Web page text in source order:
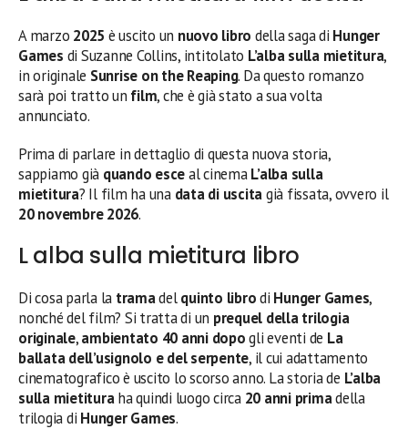
A marzo 2025 è uscito un nuovo libro della saga di Hunger
Games di Suzanne Collins, intitolato L’alba sulla mietitura,
in originale Sunrise on the Reaping. Da questo romanzo
sarà poi tratto un film, che è già stato a sua volta
annunciato.
Prima di parlare in dettaglio di questa nuova storia,
sappiamo già quando esceal cinemaL’alba sulla
mietitura? Il film ha una data di uscitagià fissata, ovvero il
20 novembre 2026.
L alba sulla mietitura libro
Di cosa parla la tramadelquinto librodi Hunger Games,
nonché del film? Si tratta di un prequel della trilogia
originale,ambientato 40 anni dopogli eventi de La
ballata dell’usignolo e del serpente, il cui adattamento
cinematografico è uscito lo scorso anno. La storia de L’alba
sulla mietituraha quindi luogo circa 20 anni primadella
trilogia di Hunger Games.